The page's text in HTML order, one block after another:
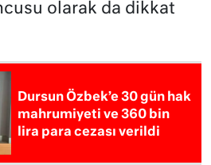
olarak da dikkat
Dursun Özbek’e 30 gün hak
mahrumiyeti ve 360 bin
lira para cezası verildi